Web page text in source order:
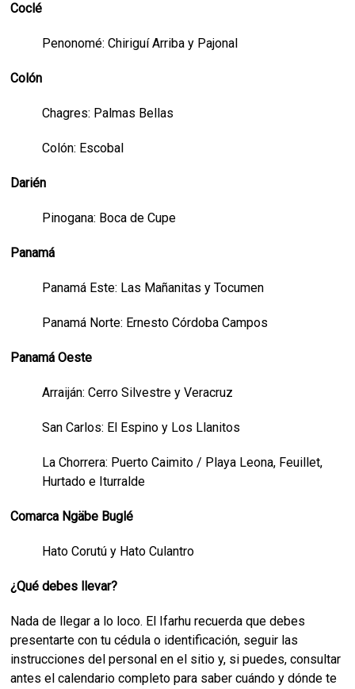
Coclé
Penonomé: Chiriguí Arriba y Pajonal
Colón
Chagres: Palmas Bellas
Colón: Escobal
Darién
Pinogana: Boca de Cupe
Panamá
Panamá Este: Las Mañanitas y Tocumen
Panamá Norte: Ernesto Córdoba Campos
Panamá Oeste
Arraiján: Cerro Silvestre y Veracruz
San Carlos: El Espino y Los Llanitos
La Chorrera: Puerto Caimito / Playa Leona, Feuillet,
Hurtado e Iturralde
Comarca Ngäbe Buglé
Hato Corutú y Hato Culantro
¿Qué debes llevar?
Nada de llegar a lo loco. El Ifarhu recuerda que debes
presentarte con tu cédula o identificación, seguir las
instrucciones del personal en el sitio y, si puedes, consultar
antes el calendario completo para saber cuándo y dónde te